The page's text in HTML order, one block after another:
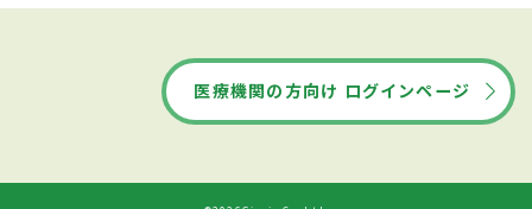
医療機関の方向け ログインページ